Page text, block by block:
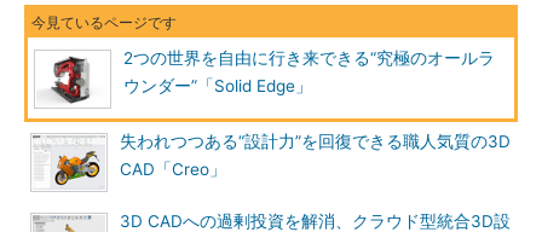
2つの世界を自由に行き来できる“究極のオールラ
ウンダー”「Solid Edge」
失われつつある“設計力”を回復できる職人気質の3D
CAD「Creo」
3D CADへの過剰投資を解消、クラウド型統合3D設